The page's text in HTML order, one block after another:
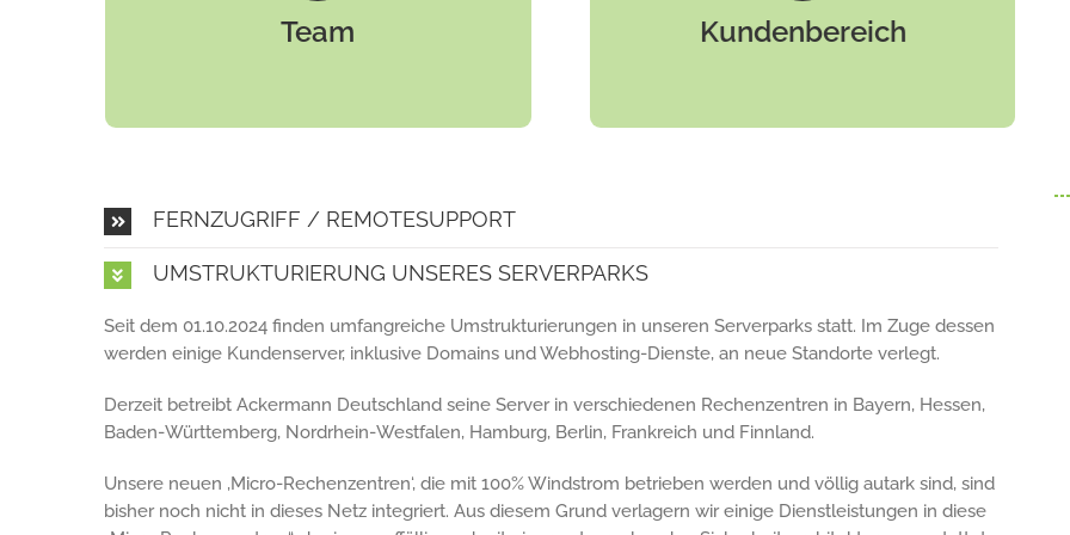
Team
Ihnen einen erstklassigen Service – auch
Kundenbereich
Aktualisierung der Zugangsdaten verwendet
FERNZUGRIFF / REMOTESUPPORT
UMSTRUKTURIERUNG UNSERES SERVERPARKS
Seit dem 01.10.2024 finden umfangreiche Umstrukturierungen in unseren Serverparks statt. Im Zuge dessen
werden einige Kundenserver, inklusive Domains und Webhosting-Dienste, an neue Standorte verlegt.
Derzeit betreibt Ackermann Deutschland seine Server in verschiedenen Rechenzentren in Bayern, Hessen,
Baden-Württemberg, Nordrhein-Westfalen, Hamburg, Berlin, Frankreich und Finnland.
Unsere neuen ‚Micro-Rechenzentren‘, die mit 100% Windstrom betrieben werden und völlig autark sind, sind
bisher noch nicht in dieses Netz integriert. Aus diesem Grund verlagern wir einige Dienstleistungen in diese